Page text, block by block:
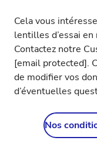
Cela vous
lentilles d’essai
Contactez notre
[email protected].
de modifier vos
d’éventuelles
Nos